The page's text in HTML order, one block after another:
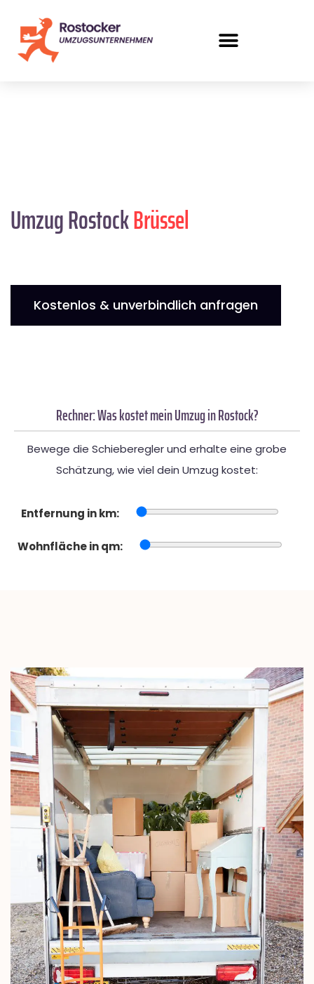
Umzug RostockBrüssel
Kostenlos & unverbindlich anfragen
Rechner: Was kostet mein Umzug in Rostock?
Bewege die Schieberegler und erhalte eine grobe
Schätzung, wie viel dein Umzug kostet:
Entfernung in km:
Wohnfläche in qm: